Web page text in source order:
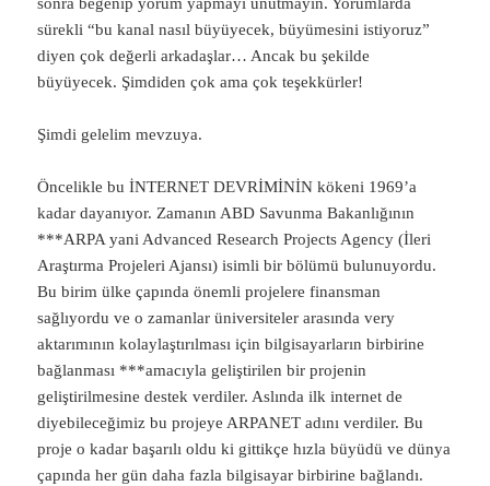
sürekli “bu kanal nasıl büyüyecek, büyümesini istiyoruz”
diyen çok değerli arkadaşlar… Ancak bu şekilde
büyüyecek. Şimdiden çok ama çok teşekkürler!
Şimdi gelelim mevzuya.
Öncelikle bu İNTERNET DEVRİMİNİN kökeni 1969’a
kadar dayanıyor. Zamanın ABD Savunma Bakanlığının
***ARPA yani Advanced Research Projects Agency (İleri
Araştırma Projeleri Ajansı) isimli bir bölümü bulunuyordu.
Bu birim ülke çapında önemli projelere finansman
sağlıyordu ve o zamanlar üniversiteler arasında very
aktarımının kolaylaştırılması için bilgisayarların birbirine
bağlanması ***amacıyla geliştirilen bir projenin
geliştirilmesine destek verdiler. Aslında ilk internet de
diyebileceğimiz bu projeye ARPANET adını verdiler. Bu
proje o kadar başarılı oldu ki gittikçe hızla büyüdü ve dünya
çapında her gün daha fazla bilgisayar birbirine bağlandı.